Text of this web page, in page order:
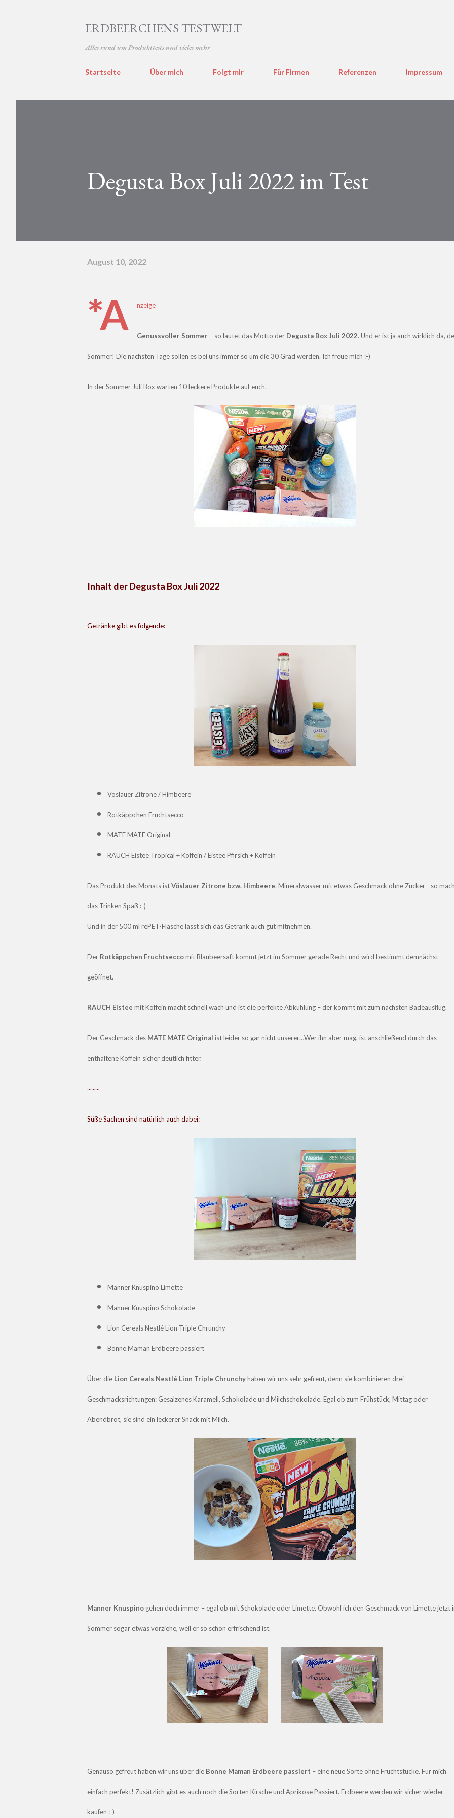
ERDBEERCHENS TESTWELT
Alles rund um Produkttests und vieles mehr
Startseite Über mich Folgt mir Für Firmen Referenzen Impressum
Degusta Box Juli 2022 im Test
August 10, 2022
*A nzeige
Genussvoller Sommer – so lautet das Motto der Degusta Box Juli 2022. Und er ist ja auch wirklich da,
Sommer! Die nächsten Tage sollen es bei uns immer so um die 30 Grad werden. Ich freue mich :-)
In der Sommer Juli Box warten 10 leckere Produkte auf euch.
Inhalt der Degusta Box Juli 2022
Getränke gibt es folgende:
Vöslauer Zitrone / Himbeere
Rotkäppchen Fruchtsecco
MATE MATE Original
RAUCH Eistee Tropical + Koffein / Eistee Pfirsich + Koffein
Das Produkt des Monats istVöslauer Zitrone bzw. Himbeere. Mineralwasser mit etwas Geschmack ohne Zucker - so
das Trinken Spaß :-)
Und in der 500 ml rePET-Flasche lässt sich das Getränk auch gut mitnehmen.
Der Rotkäppchen Fruchtseccomit Blaubeersaft kommt jetzt im Sommer gerade Recht und wird bestimmt demnächst
geöffnet.
RAUCH Eistee mit Koffein macht schnell wach und ist die perfekte Abkühlung – der kommt mit zum nächsten Badeausflug.
Der Geschmack des MATE MATE Original ist leider so gar nicht unserer…Wer ihn aber mag, ist anschließend durch das
enthaltene Koffein sicher deutlich fitter.
~~~
Süße Sachen sind natürlich auch dabei:
Manner Knuspino Limette
Manner Knuspino Schokolade
Lion Cereals Nestlé Lion Triple Chrunchy
Bonne Maman Erdbeere passiert
Über die Lion Cereals Nestlé Lion Triple Chrunchyhaben wir uns sehr gefreut, denn sie kombinieren drei
Geschmacksrichtungen: Gesalzenes Karamell, Schokolade und Milchschokolade. Egal ob zum Frühstück, Mittag oder
Abendbrot, sie sind ein leckerer Snack mit Milch.
Manner Knuspino gehen doch immer – egal ob mit Schokolade oder Limette. Obwohl ich den Geschmack von Limette jetzt
Sommer sogar etwas vorziehe, weil er so schön erfrischend ist.
Genauso gefreut haben wir uns über die Bonne Maman Erdbeere passiert – eine neue Sorte ohne Fruchtstücke. Für mich
einfach perfekt! Zusätzlich gibt es auch noch die Sorten Kirsche und Aprikose Passiert. Erdbeere werden wir sicher wieder
kaufen :-)